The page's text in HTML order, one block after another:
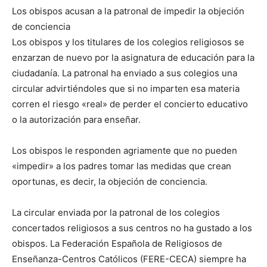
Los obispos acusan a la patronal de impedir la objeción
de conciencia
Los obispos y los titulares de los colegios religiosos se
enzarzan de nuevo por la asignatura de educación para la
ciudadanía. La patronal ha enviado a sus colegios una
circular advirtiéndoles que si no imparten esa materia
corren el riesgo «real» de perder el concierto educativo
o la autorización para enseñar.
Los obispos le responden agriamente que no pueden
«impedir» a los padres tomar las medidas que crean
oportunas, es decir, la objeción de conciencia.
La circular enviada por la patronal de los colegios
concertados religiosos a sus centros no ha gustado a los
obispos. La Federación Española de Religiosos de
Enseñanza-Centros Católicos (FERE-CECA) siempre ha